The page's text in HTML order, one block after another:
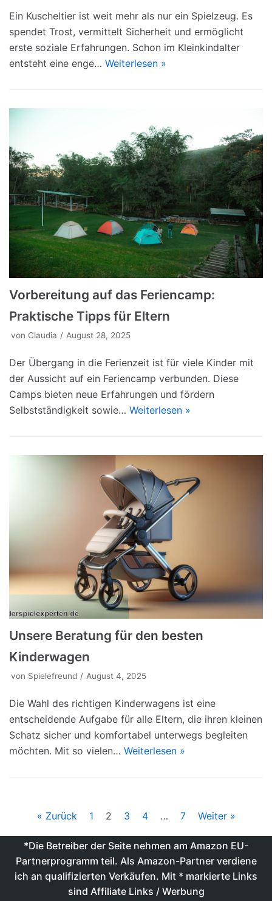
Ein Kuscheltier ist weit mehr als nur ein Spielzeug. Es
spendet Trost, vermittelt Sicherheit und ermöglicht
erste soziale Erfahrungen. Schon im Kleinkindalter
entsteht eine enge… Weiterlesen »
Vorbereitung auf das Feriencamp:
Praktische Tipps für Eltern
von Claudia August 28, 2025
Der Übergang in die Ferienzeit ist für viele Kinder mit
der Aussicht auf ein Feriencamp verbunden. Diese
Camps bieten neue Erfahrungen und fördern
Selbstständigkeit sowie… Weiterlesen »
Unsere Beratung für den besten
Kinderwagen
von Spielefreund August 4, 2025
Die Wahl des richtigen Kinderwagens ist eine
entscheidende Aufgabe für alle Eltern, die ihren kleinen
Schatz sicher und komfortabel unterwegs begleiten
möchten. Mit so vielen… Weiterlesen »
« Zurück 1 2 3 4 … 7 Weiter »
*Die Betreiber der Seite nehmen am Amazon EU-
Partnerprogramm teil. Als Amazon-Partner verdiene
ich an qualifizierten Verkäufen. Mit * markierte Links
sind Affiliate Links / Werbung